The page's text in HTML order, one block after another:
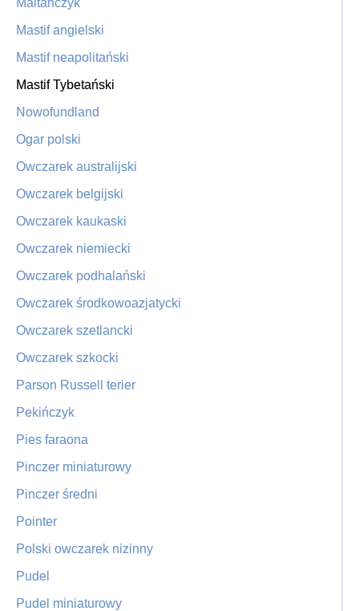
Maltańczyk
Mastif angielski
Mastif neapolitański
Mastif Tybetański
Nowofundland
Ogar polski
Owczarek australijski
Owczarek belgijski
Owczarek kaukaski
Owczarek niemiecki
Owczarek podhalański
Owczarek środkowoazjatycki
Owczarek szetlancki
Owczarek szkocki
Parson Russell terier
Pekińczyk
Pies faraona
Pinczer miniaturowy
Pinczer średni
Pointer
Polski owczarek nizinny
Pudel
Pudel miniaturowy